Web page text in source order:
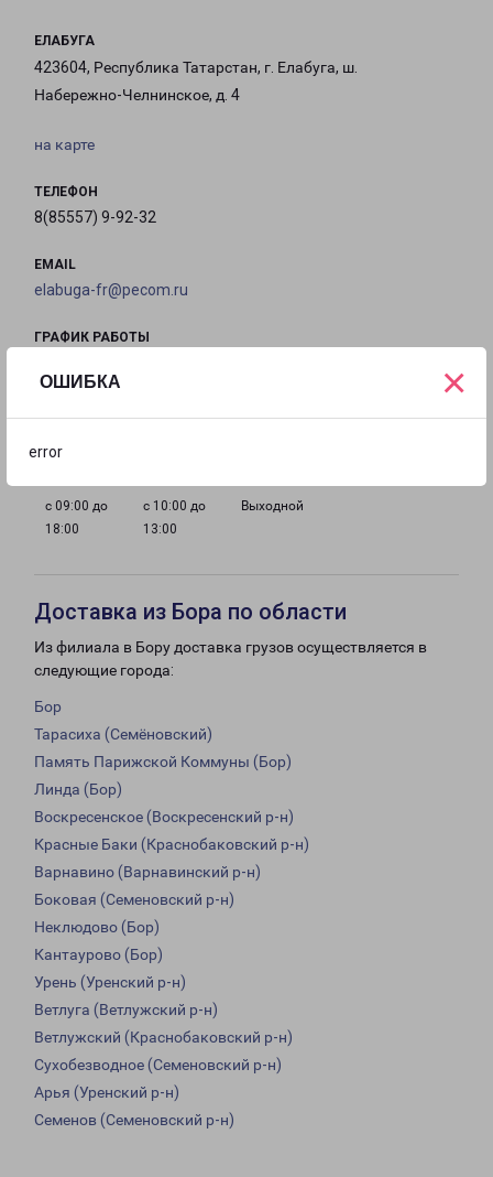
ОШИБКА
error
×
ЕЛАБУГА
423604, Республика Татарстан, г. Елабуга, ш.
Набережно-Челнинское, д. 4
на карте
ТЕЛЕФОН
8(85557) 9-92-32
EMAIL
elabuga-fr@pecom.ru
ГРАФИК РАБОТЫ
с 09:00 до
18:00
с 10:00 до
13:00
Выходной
Доставка из Бора по области
Из филиала в Бору доставка грузов осуществляется в
следующие города:
Бор
Тарасиха (Семёновский)
Память Парижской Коммуны (Бор)
Линда (Бор)
Воскресенское (Воскресенский р-н)
Красные Баки (Краснобаковский р-н)
Варнавино (Варнавинский р-н)
Боковая (Семеновский р-н)
Неклюдово (Бор)
Кантаурово (Бор)
Урень (Уренский р-н)
Ветлуга (Ветлужский р-н)
Ветлужский (Краснобаковский р-н)
Сухобезводное (Семеновский р-н)
Арья (Уренский р-н)
Семенов (Семеновский р-н)